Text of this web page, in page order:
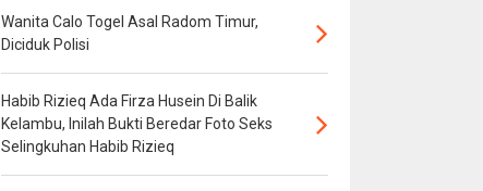
Wanita Calo Togel Asal Radom Timur,
Diciduk Polisi
Habib Rizieq Ada Firza Husein Di Balik
Kelambu, Inilah Bukti Beredar Foto Seks
Selingkuhan Habib Rizieq